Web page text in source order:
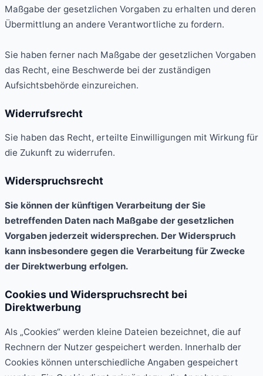
Maßgabe der gesetzlichen Vorgaben zu erhalten und deren
Übermittlung an andere Verantwortliche zu fordern.
Sie haben ferner nach Maßgabe der gesetzlichen Vorgaben
das Recht, eine Beschwerde bei der zuständigen
Aufsichtsbehörde einzureichen.
Widerrufsrecht
Sie haben das Recht, erteilte Einwilligungen mit Wirkung für
die Zukunft zu widerrufen.
Widerspruchsrecht
Sie können der künftigen Verarbeitung der Sie
betreffenden Daten nach Maßgabe der gesetzlichen
Vorgaben jederzeit widersprechen. Der Widerspruch
kann insbesondere gegen die Verarbeitung für Zwecke
der Direktwerbung erfolgen.
Cookies und Widerspruchsrecht bei
Direktwerbung
Als „Cookies“ werden kleine Dateien bezeichnet, die auf
Rechnern der Nutzer gespeichert werden. Innerhalb der
Cookies können unterschiedliche Angaben gespeichert